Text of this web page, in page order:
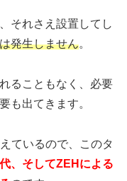
それさえ設置してし
発生しません。
ることもなく、必要
も出てきます。
ているので、このタ
、そしてZEHによる